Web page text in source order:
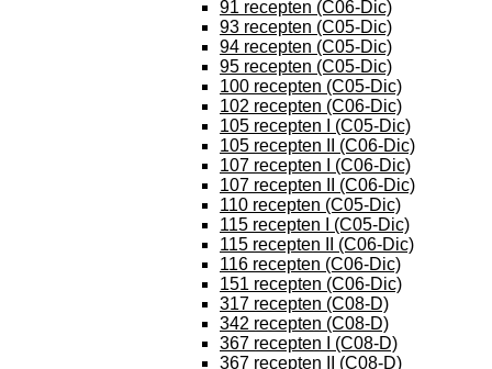
91 recepten (C06-Dic)
93 recepten (C05-Dic)
94 recepten (C05-Dic)
95 recepten (C05-Dic)
100 recepten (C05-Dic)
102 recepten (C06-Dic)
105 recepten I (C05-Dic)
105 recepten II (C06-Dic)
107 recepten I (C06-Dic)
107 recepten II (C06-Dic)
110 recepten (C05-Dic)
115 recepten I (C05-Dic)
115 recepten II (C06-Dic)
116 recepten (C06-Dic)
151 recepten (C06-Dic)
317 recepten (C08-D)
342 recepten (C08-D)
367 recepten I (C08-D)
367 recepten II (C08-D)